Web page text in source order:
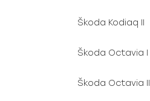
Škoda Kodiaq II
Škoda Octavia I
Škoda Octavia II